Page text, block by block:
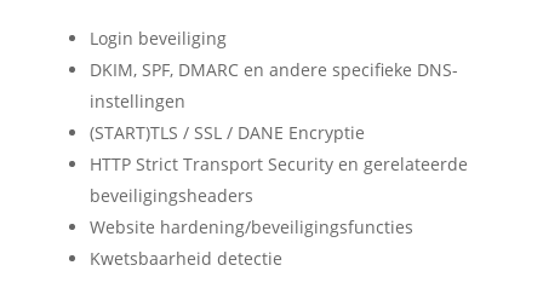
Login beveiliging
DKIM, SPF, DMARC en andere specifieke DNS-
instellingen
(START)TLS / SSL / DANE Encryptie
HTTP Strict Transport Security en gerelateerde
beveiligingsheaders
Website hardening/beveiligingsfuncties
Kwetsbaarheid detectie